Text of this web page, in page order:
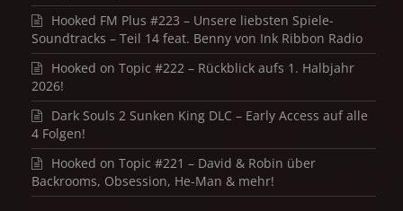
Hooked FM Plus #223 – Unsere liebsten Spiele-
Soundtracks – Teil 14 feat. Benny von Ink Ribbon Radio
Hooked on Topic #222 – Rückblick aufs 1. Halbjahr
2026!
Dark Souls 2 Sunken King DLC – Early Access auf alle
4 Folgen!
Hooked on Topic #221 – David & Robin über
Backrooms, Obsession, He-Man & mehr!